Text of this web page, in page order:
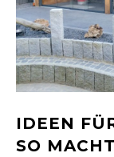
IDEEN
SO